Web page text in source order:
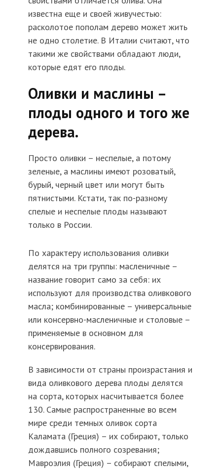
известна еще и своей живучестью:
расколотое пополам дерево может жить
не одно столетие. В Италии считают, что
такими же свойствами обладают люди,
которые едят его плоды.
Оливки и маслины –
плоды одного и того же
дерева.
Просто оливки – неспелые, а потому
зеленые, а маслины имеют розоватый,
бурый, черный цвет или могут быть
пятнистыми. Кстати, так по-разному
спелые и неспелые плоды называют
только в России.
По характеру использования оливки
делятся на три группы: масленичные –
название говорит само за себя: их
используют для производства оливкового
масла; комбинированные – универсальные
или консервно-масленичные и столовые –
применяемые в основном для
консервирования.
В зависимости от страны произрастания и
вида оливкового дерева плоды делятся
на сорта, которых насчитывается более
130. Самые распространенные во всем
мире среди темных оливок сорта
Каламата (Греция) – их собирают, только
дождавшись полного созревания;
Мавроэлия (Греция) – собирают спелыми,